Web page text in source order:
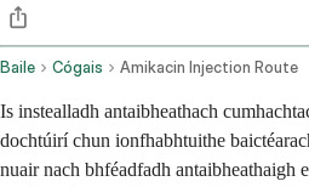
Baile Cógais Amikacin Injection Route
Is instealladh antaibheathach
dochtúirí chun ionfhabhtuithe
nuair nach bhféadfadh antaibheathaigh